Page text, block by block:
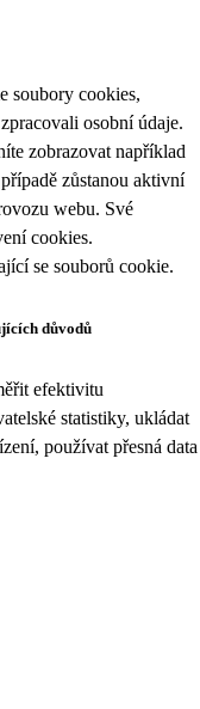
soubory cookies,
osobní údaje.
zobrazovat například
zůstanou aktivní
webu. Své
cookies.
se souborů cookie.
důvodů
efektivitu
statistiky, ukládat
používat přesná data